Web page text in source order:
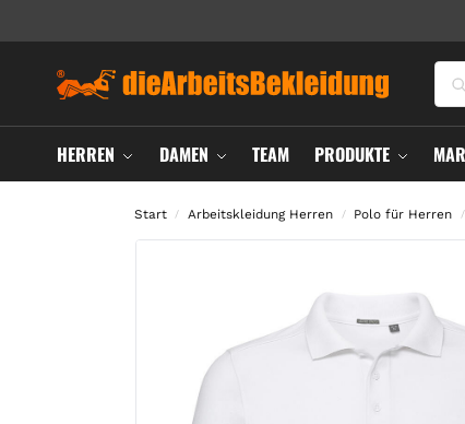
HERREN DAMEN TEAM PRODUKTE
Start / Arbeitskleidung Herren / Polo für Herren /